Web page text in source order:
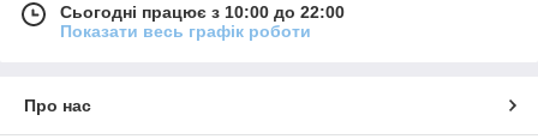
Сьогодні працює з 10:00 до 22:00
Показати весь графік роботи
Про нас